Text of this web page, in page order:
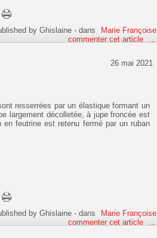
by Ghislaine -dans
Marie Françoise
commenter cet article
26 mai 2021
resserrées par un élastique formant un
largement décolletée, à jupe froncée est
feutrine est retenu fermé par un ruban
by Ghislaine -dans
Marie Françoise
commenter cet article